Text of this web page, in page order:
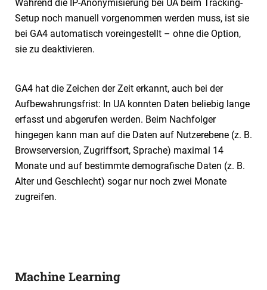
Während die IP-Anonymisierung bei UA beim Tracking-
Setup noch manuell vorgenommen werden muss, ist sie
bei GA4 automatisch voreingestellt – ohne die Option,
sie zu deaktivieren.
GA4 hat die Zeichen der Zeit erkannt, auch bei der
Aufbewahrungsfrist: In UA konnten Daten beliebig lange
erfasst und abgerufen werden. Beim Nachfolger
hingegen kann man auf die Daten auf Nutzerebene (z. B.
Browserversion, Zugriffsort, Sprache) maximal 14
Monate und auf bestimmte demografische Daten (z. B.
Alter und Geschlecht) sogar nur noch zwei Monate
zugreifen.
Machine Learning